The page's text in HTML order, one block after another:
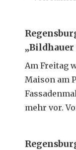
Am Freitag
Maison am
mehr vor.